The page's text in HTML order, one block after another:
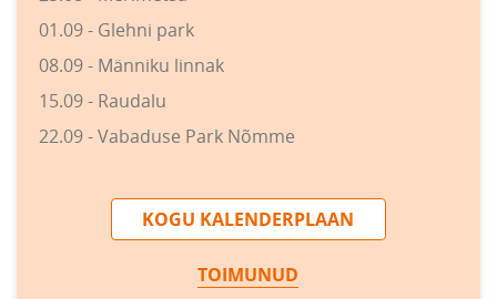
01.09 - Glehni park
08.09 - Männiku linnak
15.09 - Raudalu
22.09 - Vabaduse Park Nõmme
KOGU KALENDERPLAAN
TOIMUNUD